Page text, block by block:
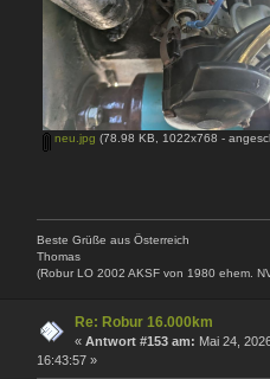
neu.jpg (78.98 KB, 1022x768 -
Beste Grüße aus Österreich
Thomas
(Robur LO 2002 AKSF von 1980 ehem.
Re: Robur 16.000km
« Antwort #153 am: Mai 24,
16:43:57 »